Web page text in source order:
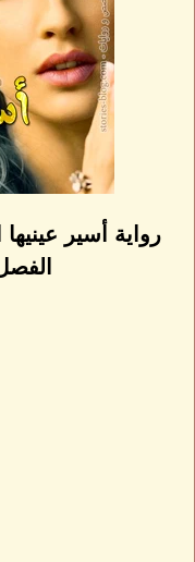
رواية أسير عينيها